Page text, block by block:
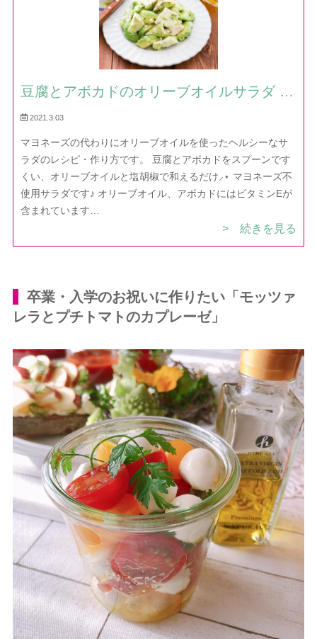
豆腐とアボカドのオリーブオイルサラダ —
レシピ・作り方｜ほだか村お料理びより
2021.3.03
マヨネーズの代わりにオリーブオイルを使ったヘルシーなサ
ラダのレシピ・作り方です。 豆腐とアボカドをスプーンです
くい、オリーブオイルと塩胡椒で和えるだけ⸝⋆ マヨネーズ不
使用サラダです♪ オリーブオイル、アボカドにはビタミンEが
含まれています…
> 続きを見る
卒業・入学のお祝いに作りたい「モッツァ
レラとプチトマトのカプレーゼ」